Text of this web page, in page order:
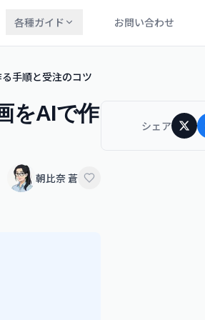
各種ガイド お問い合わせ
手順と受注のコツ
をAIで作
朝比奈 蒼
シェア